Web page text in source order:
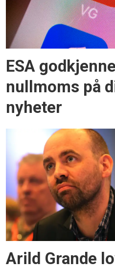
ESA
nullmoms på
nyheter
Arild Grande